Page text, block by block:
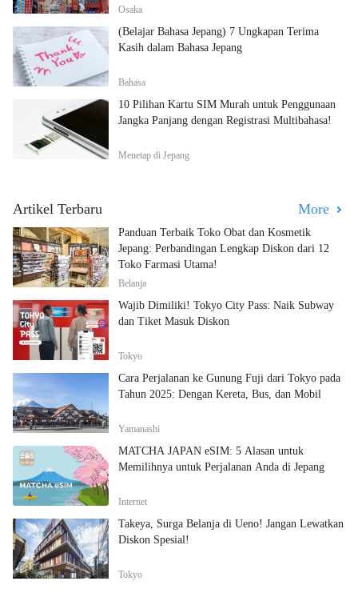
Osaka
(Belajar Bahasa Jepang) 7 Ungkapan Terima
Kasih dalam Bahasa Jepang
Bahasa
10 Pilihan Kartu SIM Murah untuk Penggunaan
Jangka Panjang dengan Registrasi Multibahasa!
Menetap di Jepang
Artikel Terbaru More
Panduan Terbaik Toko Obat dan Kosmetik
Jepang: Perbandingan Lengkap Diskon dari 12
Toko Farmasi Utama!
Belanja
Wajib Dimiliki! Tokyo City Pass: Naik Subway
dan Tiket Masuk Diskon
Tokyo
Cara Perjalanan ke Gunung Fuji dari Tokyo pada
Tahun 2025: Dengan Kereta, Bus, dan Mobil
Yamanashi
MATCHA JAPAN eSIM: 5 Alasan untuk
Memilihnya untuk Perjalanan Anda di Jepang
Internet
Takeya, Surga Belanja di Ueno! Jangan Lewatkan
Diskon Spesial!
Tokyo